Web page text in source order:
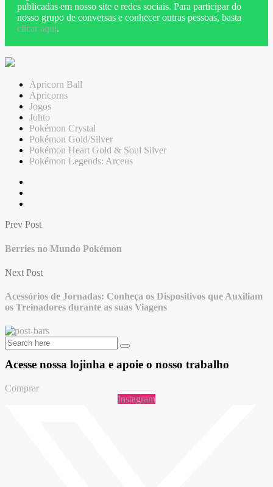
publicadas em nosso site e redes sociais. Para participar do
nosso grupo de conversas e conhecer outras pessoas, basta
clicar aqui.
Apricorn Ball
Apricorns
Jogos
Johto
Pokémon Crystal
Pokémon Gold/Silver
Pokémon Heart Gold & Soul Silver
Pokémon Legends: Arceus
Prev Post
Berries no Mundo Pokémon
Next Post
Acessórios de Jornadas: Conheça os Dispositivos que Auxiliam
os Treinadores durante as suas Viagens
Acesse nossa lojinha e apoie o nosso trabalho
Comprar
Instagram